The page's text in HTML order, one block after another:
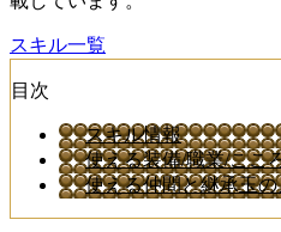
スキル一覧
目次
スキル情報
使える装備/職業/ここ
使える仲間と継承玉